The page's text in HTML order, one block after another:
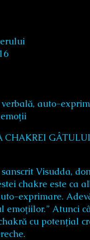
verbală, auto-
CHAKREI
Visudda,
chakre este ca
exprimare.
emoțiilor.” Atunci
cu potențial